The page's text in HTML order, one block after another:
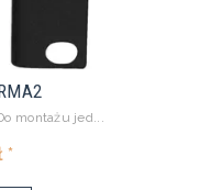
montażu jed...
*